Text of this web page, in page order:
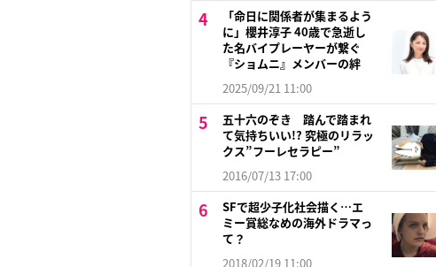
「命日に関係者が集まるよう
に」櫻井淳子 40歳で急逝し
た名バイプレーヤーが繋ぐ
『ショムニ』メンバーの絆
2025/09/21 11:00
五十六のぞき 踏んで踏まれ
て気持ちいい!? 究極のリラッ
クス”フーレセラピー”
2016/07/13 17:00
SFで超少子化社会描く…エ
ミー賞総なめの海外ドラマっ
て？
2018/02/19 11:00